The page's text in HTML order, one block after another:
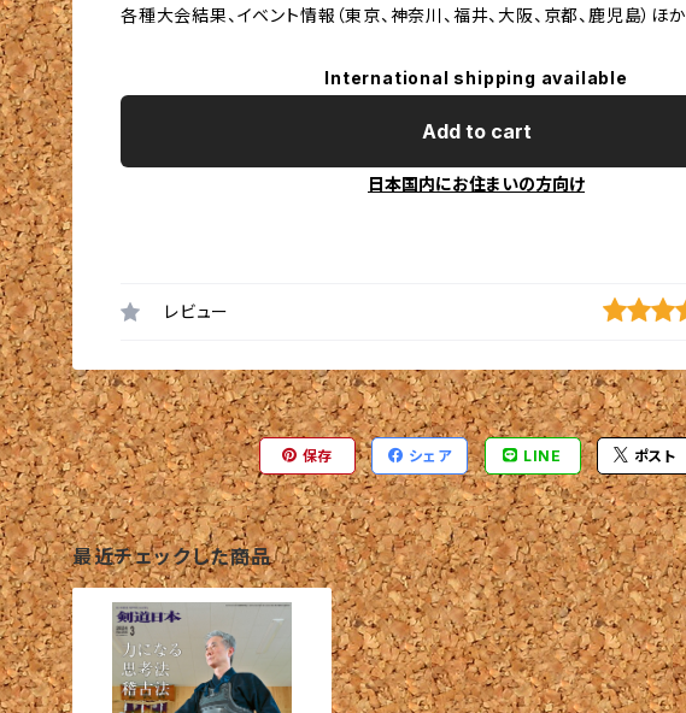
各種大会結果、イベント情報（東京、神奈川、福井、大阪、京都、鹿児島）ほか
International shipping available
Add to cart
日本国内にお住まいの方向け
レビュー
保存 シェア LINE ポスト
最近チェックした商品